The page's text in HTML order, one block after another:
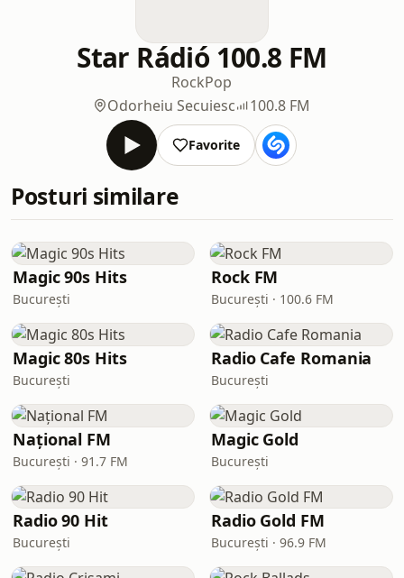
Star Rádió 100.8 FM
RockPop
Odorheiu Secuiesc
100.8 FM
Favorite
Posturi similare
Magic 90s Hits
București
Rock FM
București · 100.6 FM
Magic 80s Hits
București
Radio Cafe Romania
București
Național FM
București · 91.7 FM
Magic Gold
București
Radio 90 Hit
București
Radio Gold FM
București · 96.9 FM